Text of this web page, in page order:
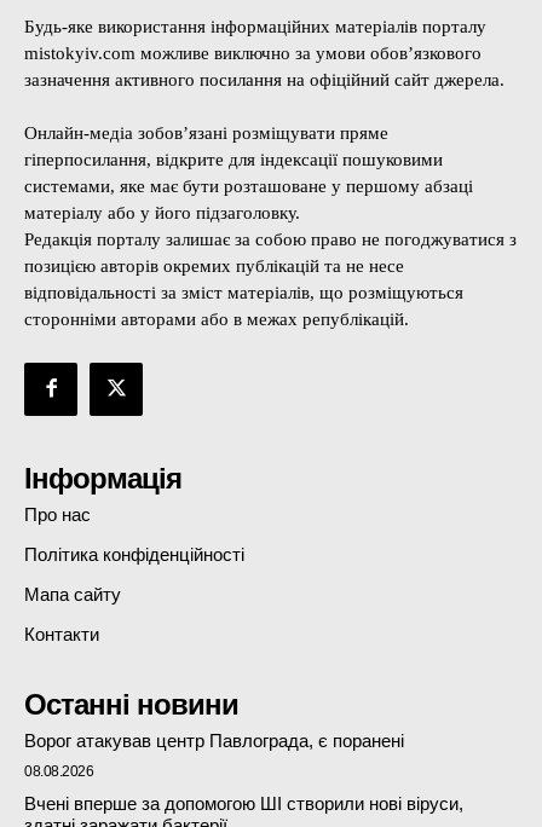
Будь-яке використання інформаційних матеріалів порталу
mistokyiv.com можливе виключно за умови обов’язкового
зазначення активного посилання на офіційний сайт джерела.
Онлайн-медіа зобов’язані розміщувати пряме
гіперпосилання, відкрите для індексації пошуковими
системами, яке має бути розташоване у першому абзаці
матеріалу або у його підзаголовку.
Редакція порталу залишає за собою право не погоджуватися з
позицією авторів окремих публікацій та не несе
відповідальності за зміст матеріалів, що розміщуються
сторонніми авторами або в межах републікацій.
Інформація
Про нас
Політика конфіденційності
Мапа сайту
Контакти
Останні новини
Ворог атакував центр Павлограда, є поранені
08.08.2026
Вчені вперше за допомогою ШІ створили нові віруси,